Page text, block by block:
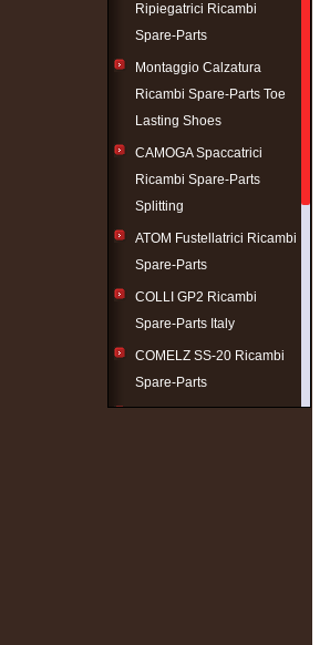
Ripiegatrici Ricambi
Spare-Parts
Montaggio Calzatura
Ricambi Spare-Parts Toe
Lasting Shoes
CAMOGA Spaccatrici
Ricambi Spare-Parts
Splitting
ATOM Fustellatrici Ricambi
Spare-Parts
COLLI GP2 Ricambi
Spare-Parts Italy
COMELZ SS-20 Ricambi
Spare-Parts